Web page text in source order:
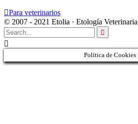
Para veterinarios
© 2007 - 2021 Etolia · Etología Veterinaria


Política de Cookies